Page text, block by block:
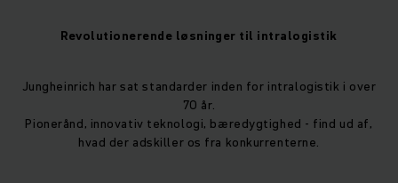
Revolutionerende løsninger til intralogistik
Jungheinrich har sat standarder inden for intralogistik i over
70 år.
Pionerånd, innovativ teknologi, bæredygtighed - find ud af,
hvad der adskiller os fra konkurrenterne.